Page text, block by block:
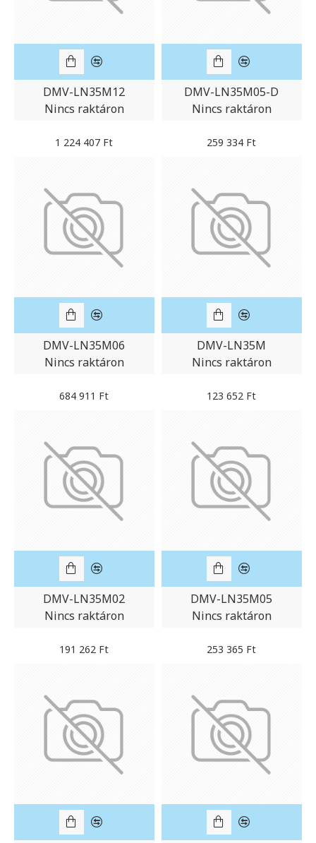
DMV-LN35M12
Nincs raktáron
1 224 407 Ft
DMV-LN35M05-D
Nincs raktáron
259 334 Ft
DMV-LN35M06
Nincs raktáron
684 911 Ft
DMV-LN35M
Nincs raktáron
123 652 Ft
DMV-LN35M02
Nincs raktáron
191 262 Ft
DMV-LN35M05
Nincs raktáron
253 365 Ft